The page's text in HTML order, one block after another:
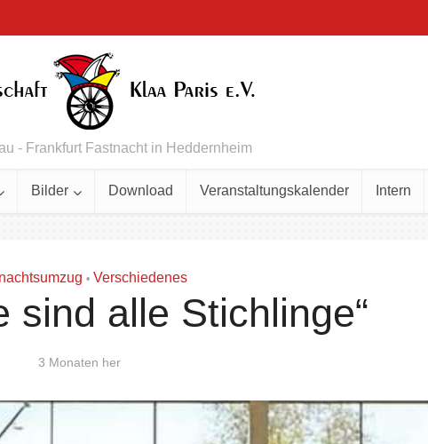
- Frankfurt Fastnacht in Heddernheim
Bilder Download Veranstaltungskalender Intern
• Verschiedenes
sind alle Stichlinge“
3 Monaten her